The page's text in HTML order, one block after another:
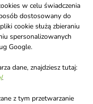

Color Protect
do włosów
400 ml
oczyszcza włosy i
chronić
€
w celu świadczenia
dostosowany do
cookie służą zbieraniu
spersonalizowanych
Google.
dane, znajdziesz tutaj:
.
z tym przetwarzanie